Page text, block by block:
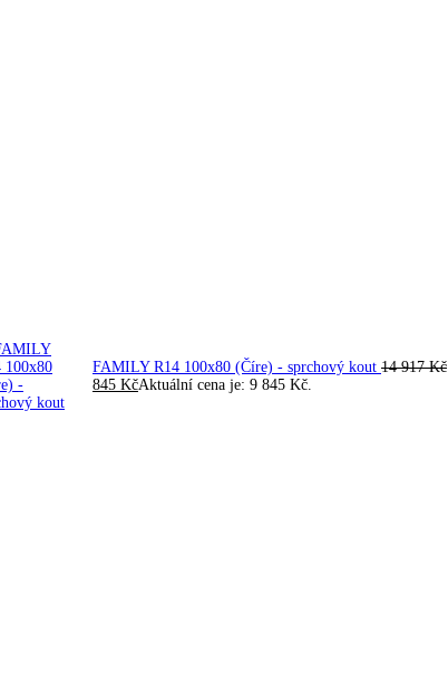
FAMILY R14 100x80 (Číre) - sprchový kout 14 917Kč
845 KčAktuální cena je: 9 845 Kč.